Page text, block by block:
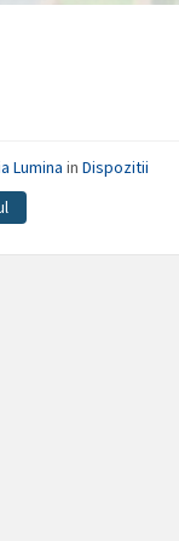
Lumina inDispozitii